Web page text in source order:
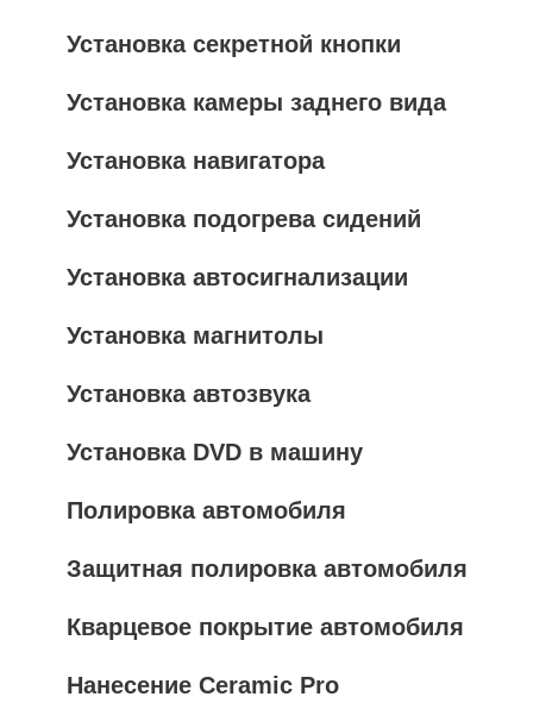
Установка секретной кнопки
Установка камеры заднего вида
Установка навигатора
Установка подогрева сидений
Установка автосигнализации
Установка магнитолы
Установка автозвука
Установка DVD в машину
Полировка автомобиля
Защитная полировка автомобиля
Кварцевое покрытие автомобиля
Нанесение Ceramic Pro